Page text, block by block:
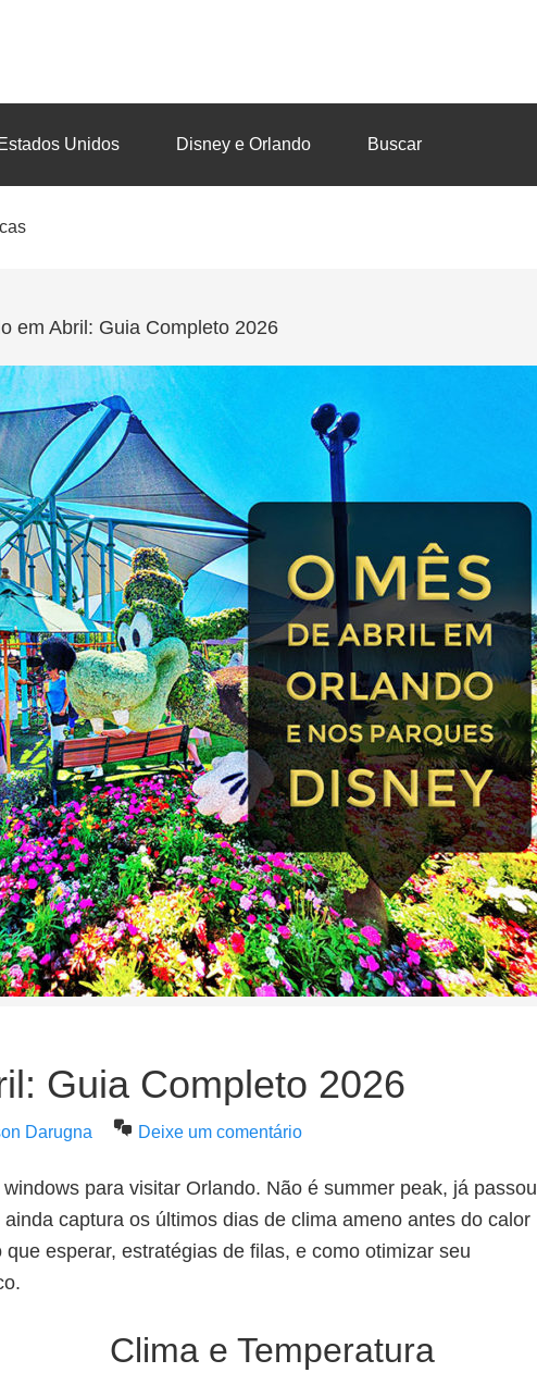
Estados Unidos Disney e Orlando Buscar
em Abril: Guia Completo 2026
Guia Completo 2026
Darugna Deixe um comentário
para visitar Orlando. Não é summer peak, já passou
captura os últimos dias de clima ameno antes do calor
esperar, estratégias de filas, e como otimizar seu
Clima e Temperatura